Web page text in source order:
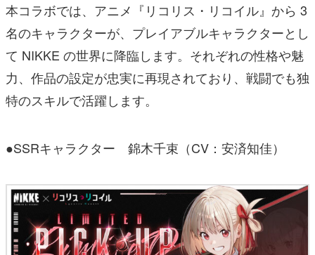
本コラボでは、アニメ『リコリス・リコイル』から 3
名のキャラクターが、プレイアブルキャラクターとし
て NIKKE の世界に降臨します。それぞれの性格や魅
力、作品の設定が忠実に再現されており、戦闘でも独
特のスキルで活躍します。
●SSRキャラクター 錦木千束（CV：安済知佳）